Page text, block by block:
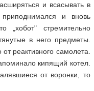
и всасывать в
и вновь
„хобот" стремительно
в него предметы.
реактивного самолета.
кипящий котел.
от воронки, то